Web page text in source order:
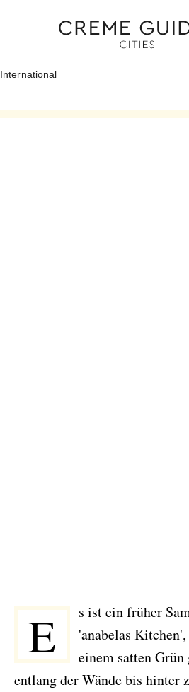
International
E
s ist ein früher
'anabelas
einem satten
entlang der Wände bis hinter